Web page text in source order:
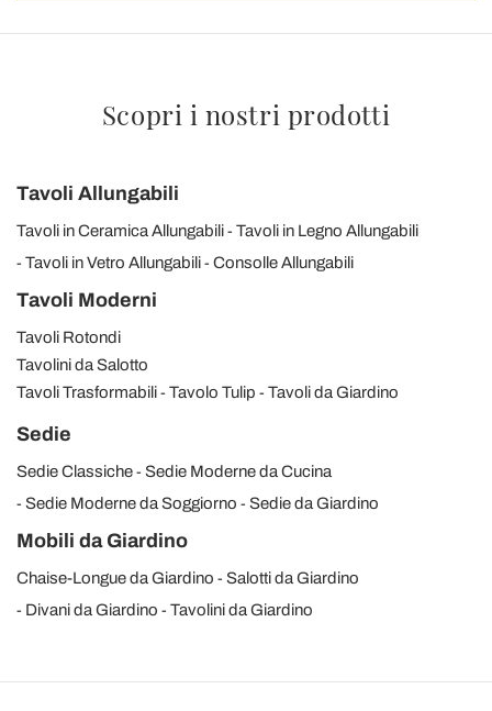
Scopri i nostri prodotti
Tavoli Allungabili
Tavoli in Ceramica Allungabili
Tavoli in Legno Allungabili
Tavoli in Vetro Allungabili
Consolle Allungabili
Tavoli Moderni
Tavoli Rotondi
Tavolini da Salotto
Tavoli Trasformabili
Tavolo Tulip Tavoli da Giardino
Sedie
Sedie Classiche
Sedie Moderne da Cucina
Sedie Moderne da Soggiorno
Sedie da Giardino
Mobili da Giardino
Chaise-Longue da Giardino
Salotti da Giardino
Divani da Giardino
Tavolini da Giardino